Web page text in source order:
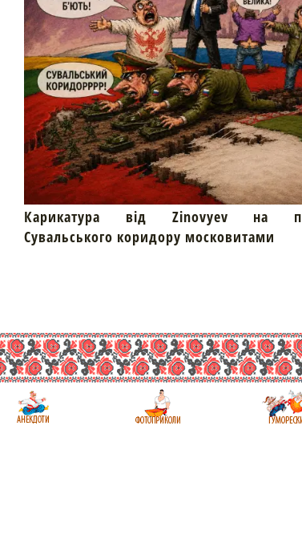
Карикатура від Zinovyev на
Сувальського коридору московитами